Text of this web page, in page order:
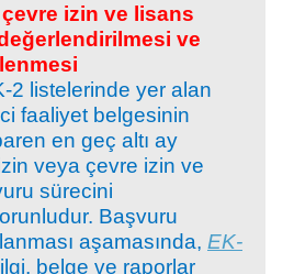
izin ve lisans
ve
2 listelerinde yer alan
faaliyet belgesinin
en geç altı ay
veya çevre izin ve
sürecini
Başvuru
aşamasında, EK-
belge ve raporlar